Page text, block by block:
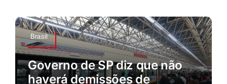
Brasil
Governo de SP diz que não
haverá demissões de